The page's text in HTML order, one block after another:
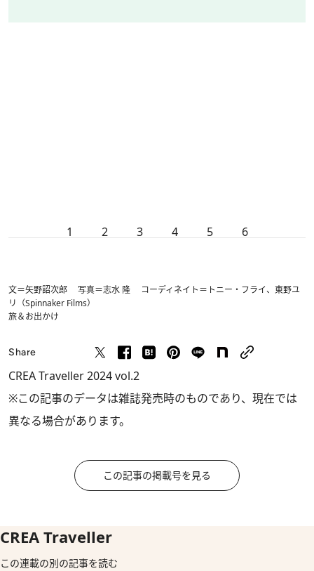
1 2 3 4 5 6
文＝矢野詔次郎 写真＝志水 隆 コーディネイト＝トニー・フライ、東野ユ
リ（Spinnaker Films）
旅＆お出かけ
Share
CREA Traveller 2024 vol.2
※この記事のデータは雑誌発売時のものであり、現在では
異なる場合があります。
この記事の掲載号を見る
CREA Traveller
この連載の別の記事を読む